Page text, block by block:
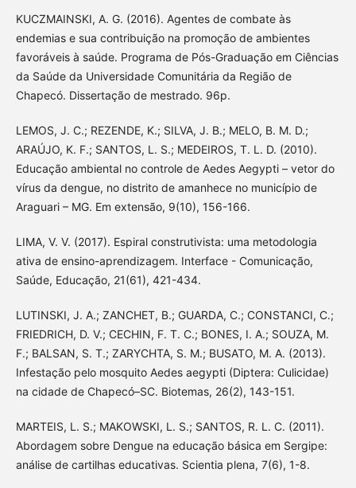
KUCZMAINSKI, A. G. (2016). Agentes de combate às
endemias e sua contribuição na promoção de ambientes
favoráveis à saúde. Programa de Pós-Graduação em Ciências
da Saúde da Universidade Comunitária da Região de
Chapecó. Dissertação de mestrado. 96p.
LEMOS, J. C.; REZENDE, K.; SILVA, J. B.; MELO, B. M. D.;
ARAÚJO, K. F.; SANTOS, L. S.; MEDEIROS, T. L. D. (2010).
Educação ambiental no controle de Aedes Aegypti – vetor do
vírus da dengue, no distrito de amanhece no município de
Araguari – MG. Em extensão, 9(10), 156-166.
LIMA, V. V. (2017). Espiral construtivista: uma metodologia
ativa de ensino-aprendizagem. Interface - Comunicação,
Saúde, Educação, 21(61), 421-434.
LUTINSKI, J. A.; ZANCHET, B.; GUARDA, C.; CONSTANCI, C.;
FRIEDRICH, D. V.; CECHIN, F. T. C.; BONES, I. A.; SOUZA, M.
F.; BALSAN, S. T.; ZARYCHTA, S. M.; BUSATO, M. A. (2013).
Infestação pelo mosquito Aedes aegypti (Diptera: Culicidae)
na cidade de Chapecó–SC. Biotemas, 26(2), 143-151.
MARTEIS, L. S.; MAKOWSKI, L. S.; SANTOS, R. L. C. (2011).
Abordagem sobre Dengue na educação básica em Sergipe:
análise de cartilhas educativas. Scientia plena, 7(6), 1-8.